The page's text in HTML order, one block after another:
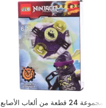
مجموعة 24 قطعة من ألعاب الأصابع